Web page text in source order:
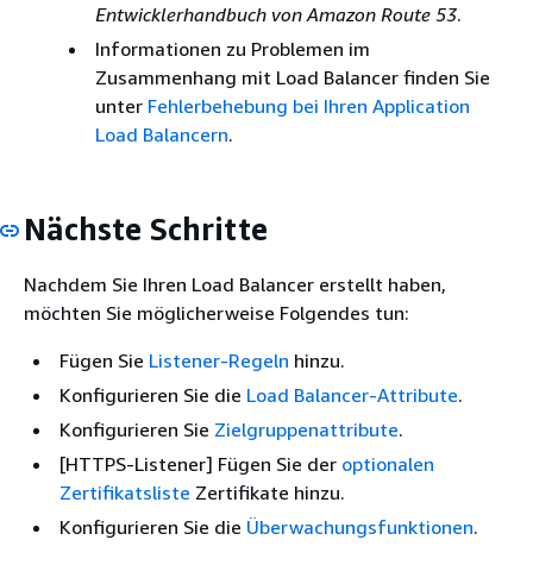
Entwicklerhandbuch von Amazon Route 53.
Informationen zu Problemen im
Zusammenhang mit Load Balancer finden Sie
unter Fehlerbehebung bei Ihren Application
Load Balancern.
Nächste Schritte
Nachdem Sie Ihren Load Balancer erstellt haben,
möchten Sie möglicherweise Folgendes tun:
Fügen Sie Listener-Regeln hinzu.
Konfigurieren Sie die Load Balancer-Attribute.
Konfigurieren Sie Zielgruppenattribute.
[HTTPS-Listener] Fügen Sie der optionalen
Zertifikatsliste Zertifikate hinzu.
Konfigurieren Sie die Überwachungsfunktionen.